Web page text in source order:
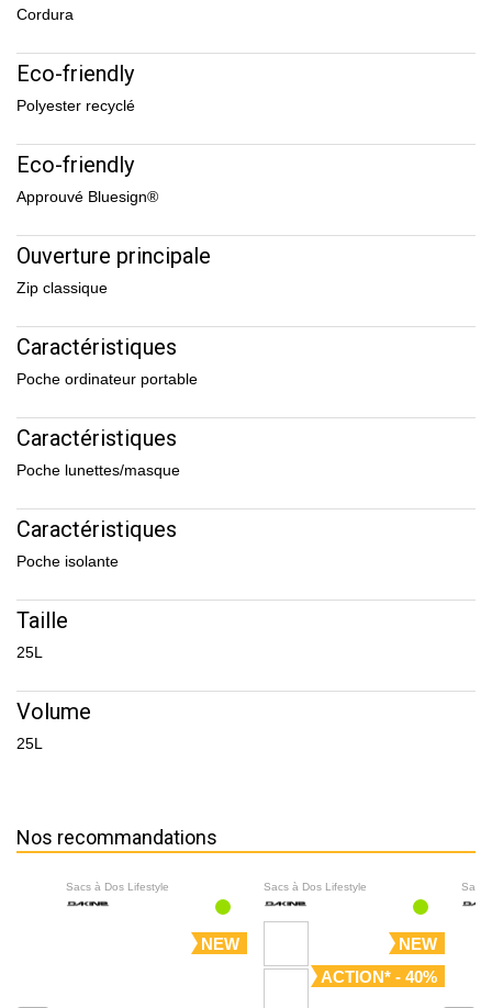
Cordura
Eco-friendly
Polyester recyclé
Eco-friendly
Approuvé Bluesign®
Ouverture principale
Zip classique
Caractéristiques
Poche ordinateur portable
Caractéristiques
Poche lunettes/masque
Caractéristiques
Poche isolante
Taille
25L
Volume
25L
Nos recommandations
Sacs à Dos Lifestyle
NEW
Sacs à Dos Lifestyle
NEW
ACTION* - 40%
Sacs